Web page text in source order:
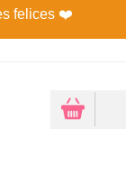
felices ❤️